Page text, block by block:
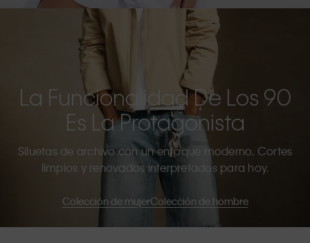
La Funcionalidad De Los 90
Es La Protagonista
Siluetas de archivo con un enfoque moderno. Cortes
limpios y renovados interpretados para hoy.
Colección de mujerColección de hombre